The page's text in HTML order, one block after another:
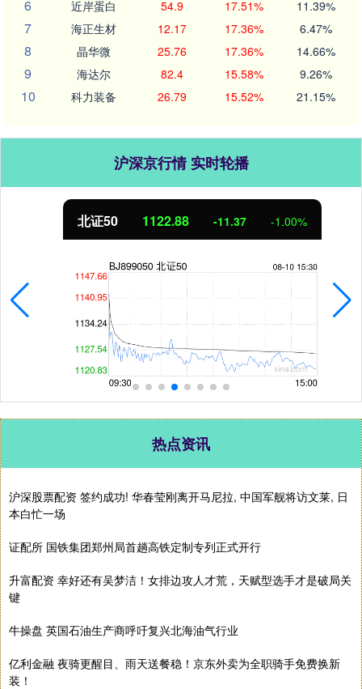
6 近岸蛋白 54.9 17.51% 11.39%
7 海正生材 12.17 17.36% 6.47%
8 晶华微 25.76 17.36% 14.66%
9 海达尔 82.4 15.58% 9.26%
10 科力装备 26.79 15.52% 21.15%
沪深京行情 实时轮播
北证50 1122.88 -11.37 -1.00%
热点资讯
沪深股票配资 签约成功! 华春莹刚离开马尼拉, 中国军舰将访文莱, 日
本白忙一场
证配所 国铁集团郑州局首趟高铁定制专列正式开行
升富配资 幸好还有吴梦洁！女排边攻人才荒，天赋型选手才是破局关
键
牛操盘 英国石油生产商呼吁复兴北海油气行业
亿利金融 夜骑更醒目、雨天送餐稳！京东外卖为全职骑手免费换新
装！